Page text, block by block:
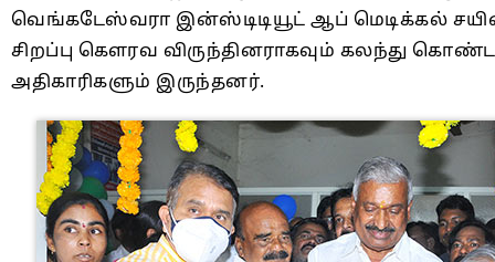
வெங்கடேஸ்வரா இன்ஸ்டிடியூட் ஆப் மெடிக்கல்
சிறப்பு கௌரவ விருந்தினராகவும் கலந்து
அதிகாரிகளும் இருந்தனர்.